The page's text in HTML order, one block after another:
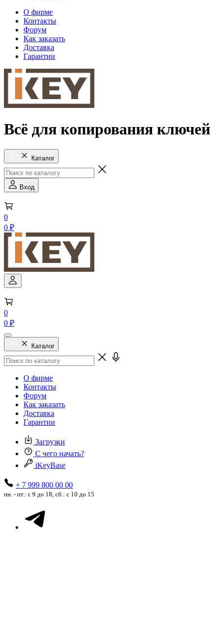
О фирме
Контакты
Форум
Как заказать
Доставка
Гарантии
Всё для копирования ключей
Каталог
Вход
0
0 ₽
0
0 ₽
Каталог
О фирме
Контакты
Форум
Как заказать
Доставка
Гарантии
Загрузки
С чего начать?
iKeyBase
+ 7 999 800 00 00
пн. - пт.: с 9 до 18, сб.: с 10 до 15